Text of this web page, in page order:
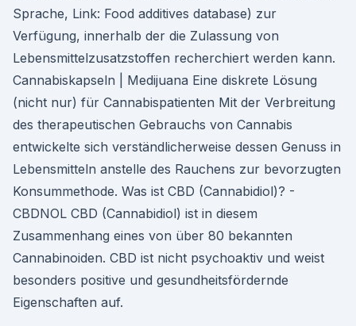
Sprache, Link: Food additives database) zur
Verfügung, innerhalb der die Zulassung von
Lebensmittelzusatzstoffen recherchiert werden kann.
Cannabiskapseln | Medijuana Eine diskrete Lösung
(nicht nur) für Cannabispatienten Mit der Verbreitung
des therapeutischen Gebrauchs von Cannabis
entwickelte sich verständlicherweise dessen Genuss in
Lebensmitteln anstelle des Rauchens zur bevorzugten
Konsummethode. Was ist CBD (Cannabidiol)? -
CBDNOL CBD (Cannabidiol) ist in diesem
Zusammenhang eines von über 80 bekannten
Cannabinoiden. CBD ist nicht psychoaktiv und weist
besonders positive und gesundheitsfördernde
Eigenschaften auf.